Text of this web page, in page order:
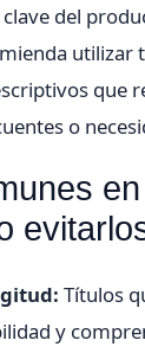
del
utilizar
que
o
Títulos
y